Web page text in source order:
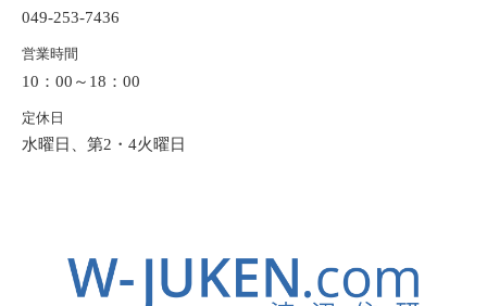
049-253-7436
営業時間
10：00～18：00
定休日
水曜日、第2・4火曜日